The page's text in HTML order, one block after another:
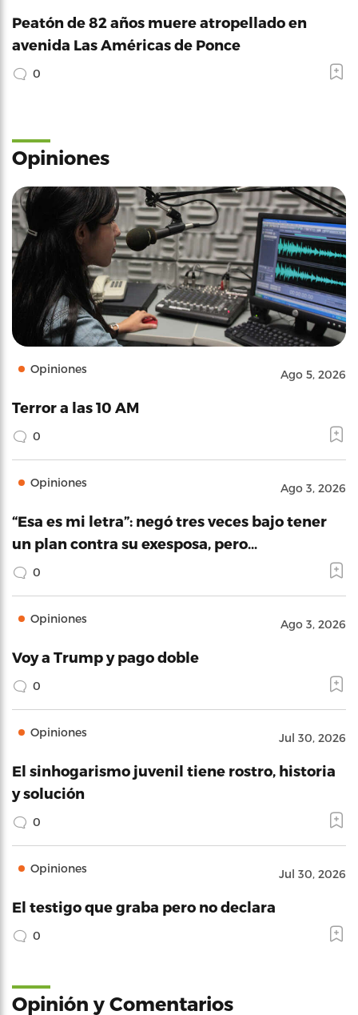
Peatón de 82 años muere atropellado en
avenida Las Américas de Ponce
0
Opiniones
Opiniones Ago 5, 2026
Terror a las 10 AM
0
Opiniones Ago 3, 2026
“Esa es mi letra”: negó tres veces bajo tener
un plan contra su exesposa, pero…
0
Opiniones Ago 3, 2026
Voy a Trump y pago doble
0
Opiniones Jul 30, 2026
El sinhogarismo juvenil tiene rostro, historia
y solución
0
Opiniones Jul 30, 2026
El testigo que graba pero no declara
0
Opinión y Comentarios